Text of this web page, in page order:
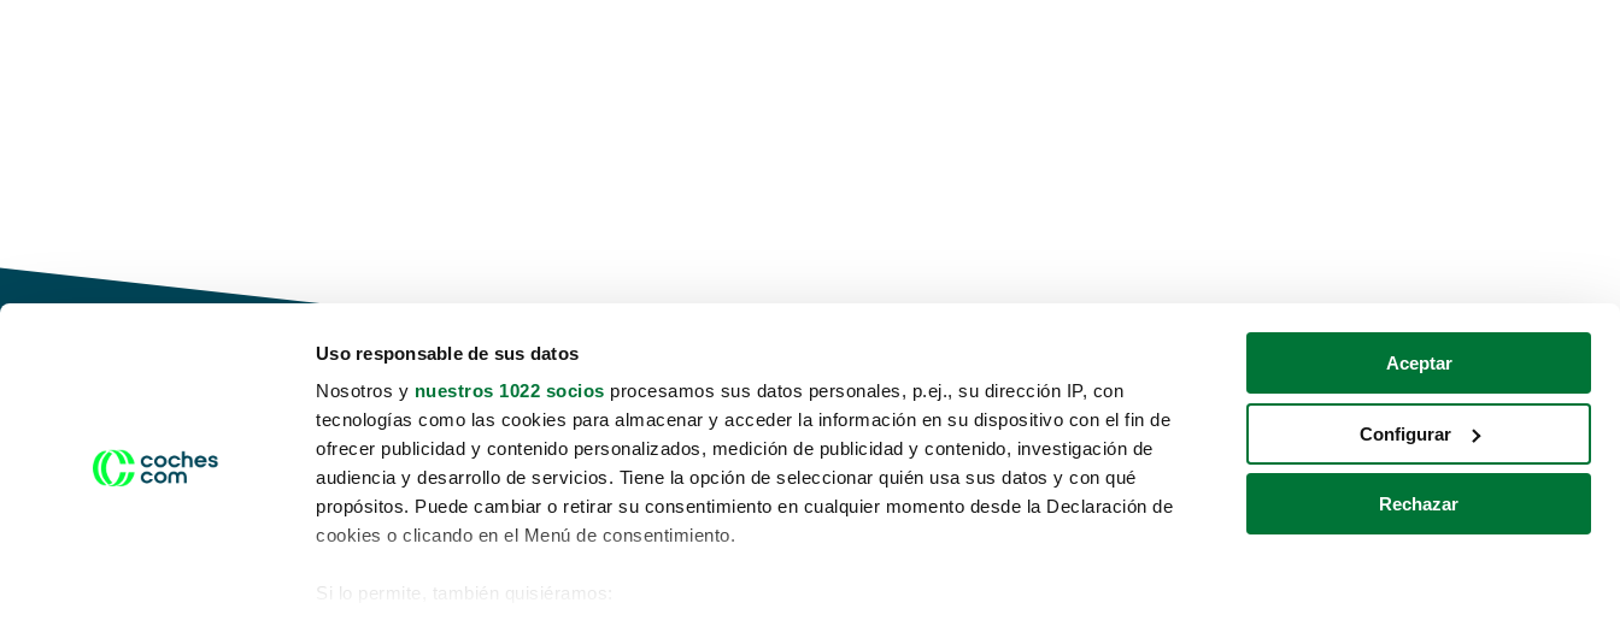
Uso responsable de sus datos
Nosotros y nuestros 1022 socios procesamos sus datos personales, p.ej., su dirección IP, con
tecnologías como las cookies para almacenar y acceder la información en su dispositivo con el fin de
ofrecer publicidad y contenido personalizados, medición de publicidad y contenido, investigación de
audiencia y desarrollo de servicios. Tiene la opción de seleccionar quién usa sus datos y con qué
propósitos. Puede cambiar o retirar su consentimiento en cualquier momento desde la Declaración de
cookies o clicando en el Menú de consentimiento.
Si lo permite, también quisiéramos:
Aceptar
Configurar
Rechazar
Conduce tu futuro,
desata tu movilidad